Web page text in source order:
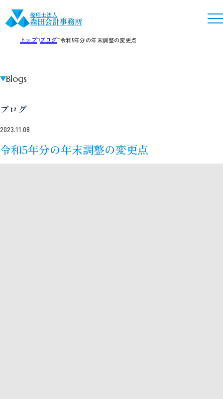
税理士法人
森田会計事務所
トップ ブログ 令和5年分の年末調整の変更点
ブログ
Blogs
2023.11.08
令和5年分の年末調整の変更点